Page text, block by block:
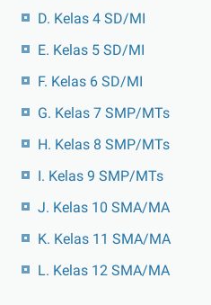
D. Kelas 4 SD/MI
E. Kelas 5 SD/MI
F. Kelas 6 SD/MI
G. Kelas 7 SMP/MTs
H. Kelas 8 SMP/MTs
I. Kelas 9 SMP/MTs
J. Kelas 10 SMA/MA
K. Kelas 11 SMA/MA
L. Kelas 12 SMA/MA